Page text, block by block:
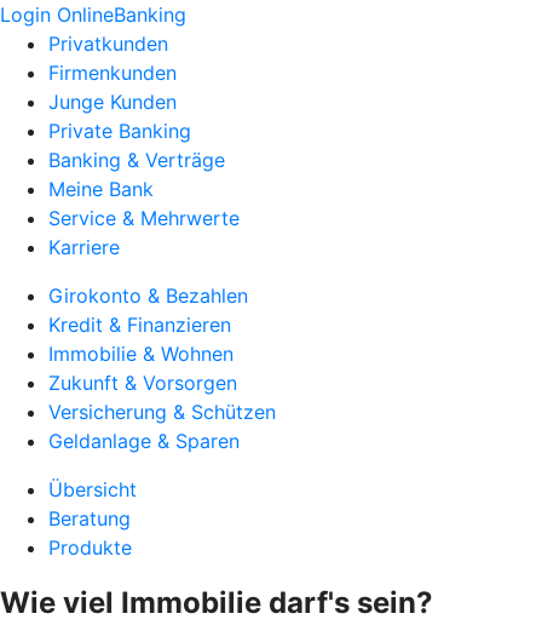
Login OnlineBanking
Privatkunden
Firmenkunden
Junge Kunden
Private Banking
Banking & Verträge
Meine Bank
Service & Mehrwerte
Karriere
Girokonto & Bezahlen
Kredit & Finanzieren
Immobilie & Wohnen
Zukunft & Vorsorgen
Versicherung & Schützen
Geldanlage & Sparen
Übersicht
Beratung
Produkte
Wie viel Immobilie darf's sein?